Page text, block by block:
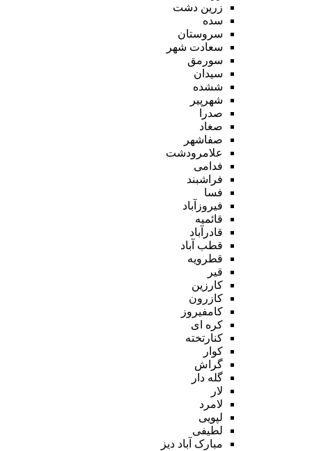
زرین دشت
سده
سروستان
سعادت شهر
سورمق
سیدان
ششده
شهرپیر
صدرا
صغاد
صفاشهر
علامرودشت
فدامی
فراشبند
فسا
فیروزآباد
قائمیه
قادرآباد
قطب آباد
قطرویه
قیر
کارزین
کازرون
کامفیروز
کره ای
کنارتخته
کوار
گراش
گله دار
لار
لامرد
لپویی
لطیفی
مبارک آباد دیز